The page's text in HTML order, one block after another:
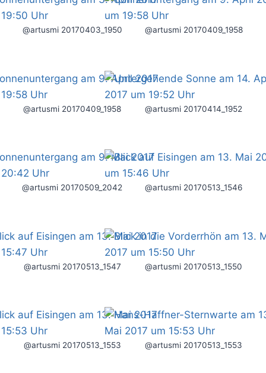
@artusmi 20170403_1950 @artusmi 20170409_1958
@artusmi 20170409_1958 @artusmi 20170414_1952
@artusmi 20170509_2042 @artusmi 20170513_1546
@artusmi 20170513_1547 @artusmi 20170513_1550
@artusmi 20170513_1553 @artusmi 20170513_1553